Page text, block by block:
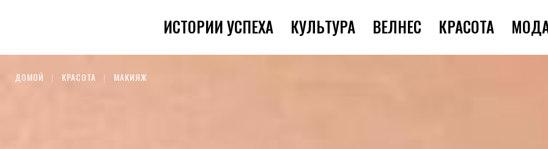
ИСТОРИИ УСПЕХА КУЛЬТУРА ВЕЛНЕС КРАСОТА
ДОМОЙ КРАСОТА МАКИЯЖ